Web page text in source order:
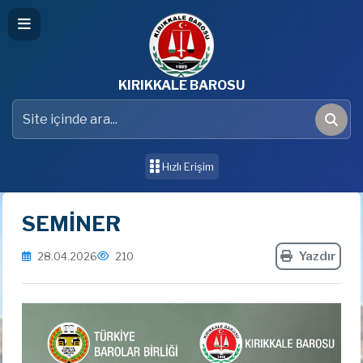
KIRIKKALE BAROSU
Site içinde ara
Ara
Hızlı Erişim
SEMİNER
28.04.2026 210 Yazdır